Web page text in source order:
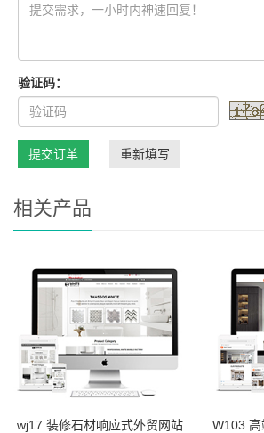
验证码：
提交订单 重新填写
相关产品
wj17 装修石材响应式外贸网站